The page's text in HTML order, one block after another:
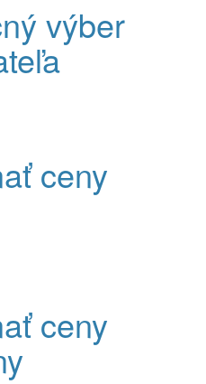
výber
ceny
ceny